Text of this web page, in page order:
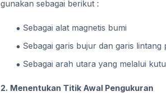
gunakan sebagai berikut :
Sebagai alat magnetis bumi
Sebagai garis bujur dan garis lintang
Sebagai arah utara yang melalui
2. Menentukan Titik Awal Pengukuran